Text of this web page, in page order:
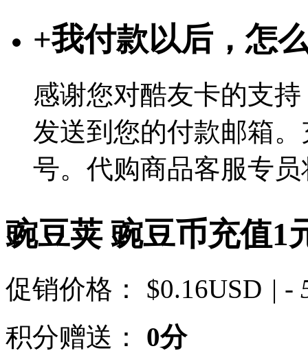
+我付款以后，怎
感谢您对酷友卡的支
发送到您的付款邮箱
号。代购商品客服专
豌豆荚 豌豆币充值1
促销价格： $0.16USD | -
积分赠送：
0分